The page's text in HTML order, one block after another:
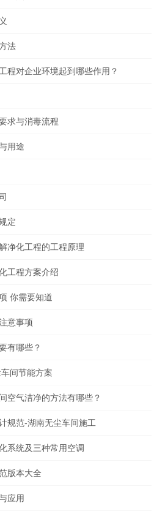
法
程对企业环境起到哪些作用？
求与消毒流程
用途
定
净化工程的工程原理
工程方案介绍
你需要知道
意事项
有哪些？
间节能方案
空气洁净的方法有哪些？
规范-湖南无尘车间施工
系统及三种常用空调
版本大全
应用